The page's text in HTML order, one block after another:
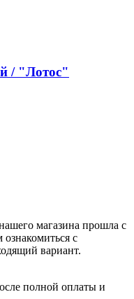
/ "Лотос"
магазина прошла с
с
вариант.
полной оплаты и